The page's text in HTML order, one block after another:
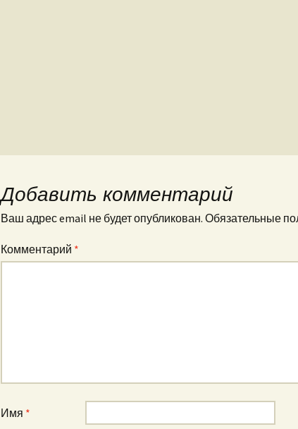
Добавить комментарий
Ваш адрес email не будет опубликован. Обязательные
Комментарий *
Имя *